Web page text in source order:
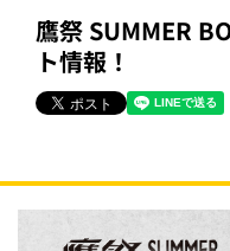
鷹祭 SUMMER
ト情報！